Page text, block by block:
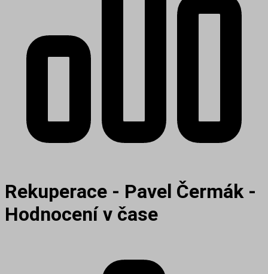
Rekuperace - Pavel Čermák -
Hodnocení v čase